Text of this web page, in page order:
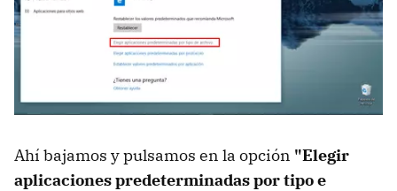
Ahí bajamos y pulsamos en la opción "Elegir
aplicaciones predeterminadas por tipo e